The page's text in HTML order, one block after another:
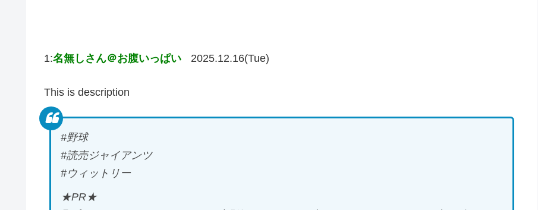
1:名無しさん＠お腹いっぱい 2025.12.16(Tue)
This is description
#野球
#読売ジャイアンツ
#ウィットリー
★PR★